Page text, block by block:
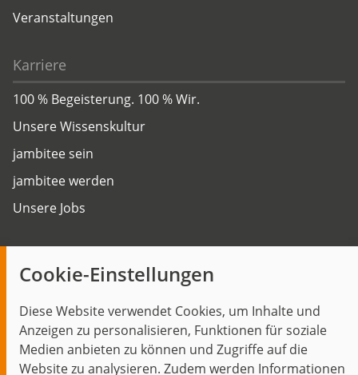
Cookie-Einstellungen
Diese Website verwendet Cookies, um Inhalte und
Anzeigen zu personalisieren, Funktionen für soziale
Medien anbieten zu können und Zugriffe auf die
Website zu analysieren. Zudem werden Informationen
Veranstaltungen
Karriere
100 % Begeisterung. 100 % Wir.
Unsere Wissenskultur
jambitee sein
jambitee werden
Unsere Jobs
Themen im Fokus
Events